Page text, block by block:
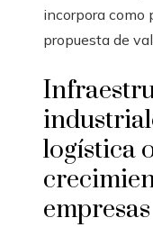
incorpora como
propuesta de
logística
empresas